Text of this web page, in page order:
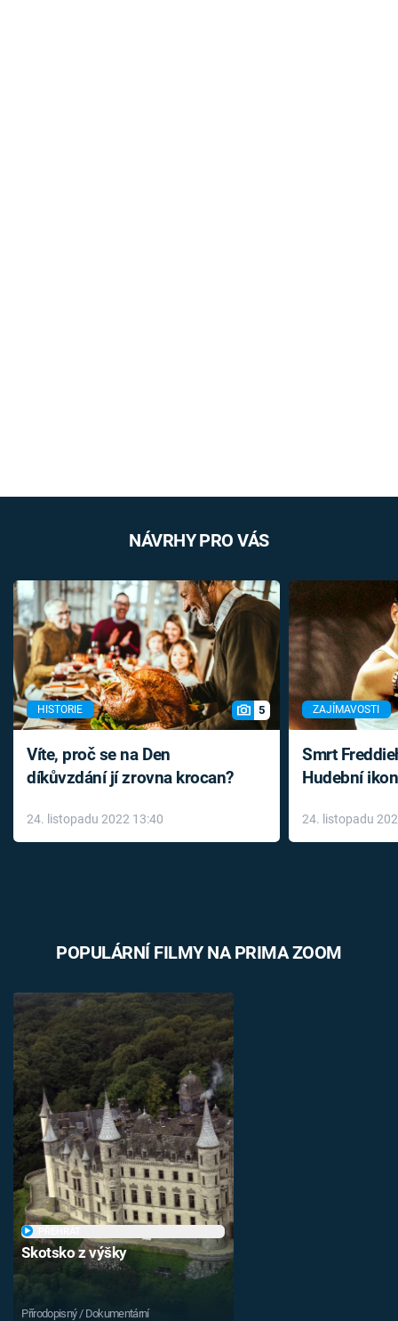
NÁVRHY PRO VÁS
HISTORIE 5
Víte, proč se na Den
díkůvzdání jí zrovna krocan?
24. listopadu 2022 13:40
ZAJÍMAVOSTI
Smrt
Hudební
léky
24. listopadu
POPULÁRNÍ FILMY NA PRIMA ZOOM
Skotsko z výšky
Přírodopisný / Dokumentární